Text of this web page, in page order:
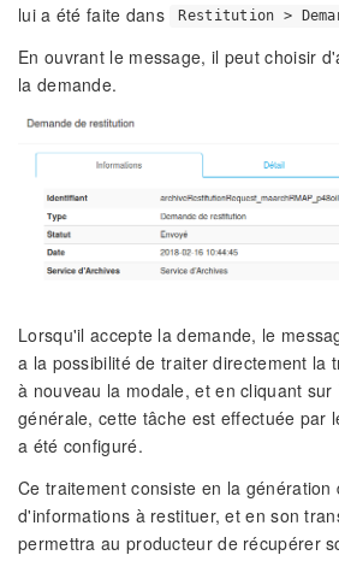
lui a été faite dans
Restitution >
En ouvrant le message, il peut choisir
la demande.
Lorsqu'il accepte la demande, le
a la possibilité de traiter directement la
à nouveau la modale, et en cliquant sur
générale, cette tâche est effectuée par
a été configuré.
Ce traitement consiste en la génération
d'informations à restituer, et en son
permettra au producteur de récupérer